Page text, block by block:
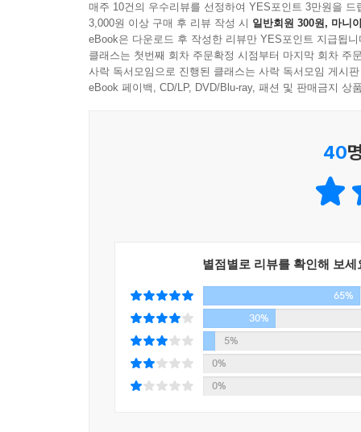
---「아이의 성장까지 고려하는, 아이 방 정리법」
베란다도 공간의 쓰임에 따라 목적을 분명히 하
필요 없다고 생각해서 쉽게 베란다에 물건을 보관
러니 신중하게 생각해서 보관할 물건을 결정해야
물건은 우리 마음과 비슷한 데가 있다.
쓰이지 못하고 집 안 여기저기에 박혀 있는 물건들
심리적으로 해결하지 못한 문제가 뭉쳐진 채 마음
그렇기 때문에 집 안을 정리하는 일은 자신의 마음
“엄마, 오늘 친구 초대해도 돼?” 정리를 시작하
숨어 있는 것과 같다. 따라서 집 안을 정리하는
분명 마음도 달라질 것이다.
내 마음이 지옥인데, 눈앞의 지저분함이 눈에 들
화장대 맨 위 서랍 등) 정리를 하는 것도 방법이다
매주 10건의 우수리뷰를 선정하여 YES포인트 3만원을 드
3,000원 이상 구매 후 리뷰 작성 시 일반회원 300원, 마니
eBook은 다운로드 후 작성한 리뷰만 YES포인트 지급됩니
클래스는 첫번째 회차 주문확정 시점부터 마지막 회차 주
사락 독서모임으로 진행된 클래스는 사락 독서모임 게시
eBook 페이백, CD/LP, DVD/Blu-ray, 패션 및 판매금지 상
40
별점별로 리뷰를 확인해 보세
65%
30%
5%
0%
0%